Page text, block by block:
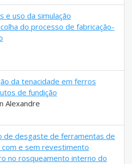
e uso da simulação
do processo de fabricação-
da tenacidade em ferros
de fundição
Alexandre
de desgaste de ferramentas de
e sem revestimento
no rosqueamento interno do